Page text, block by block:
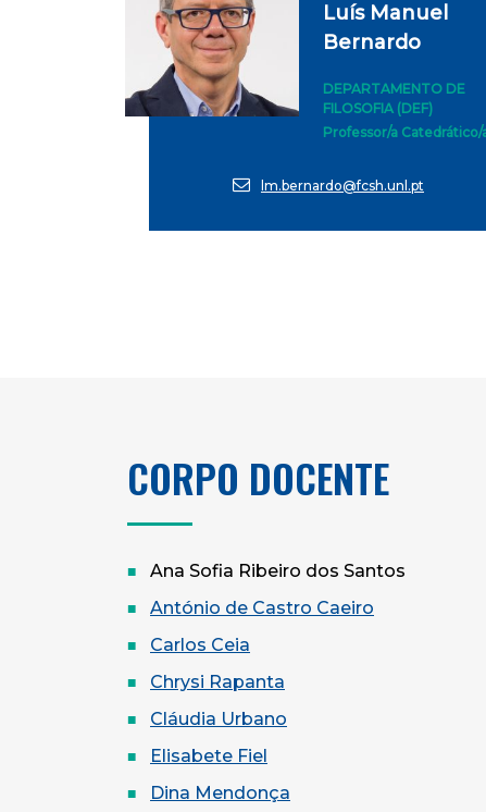
Luís Manuel
Bernardo
DEPARTAMENTO DE
FILOSOFIA (DEF)
Professor/a Catedrático/
lm.bernardo@fcsh.unl.pt
CORPO DOCENTE
Ana Sofia Ribeiro dos Santos
António de Castro Caeiro
Carlos Ceia
Chrysi Rapanta
Cláudia Urbano
Elisabete Fiel
Dina Mendonça